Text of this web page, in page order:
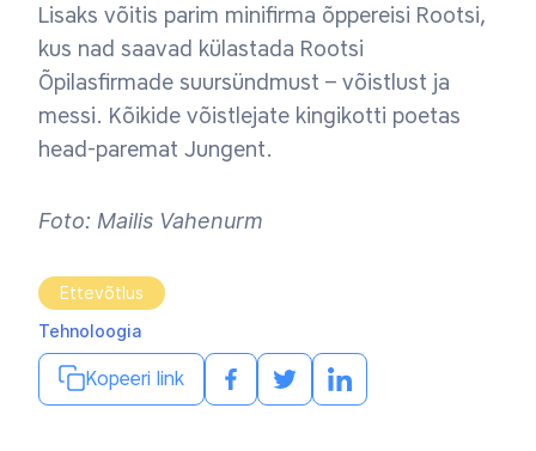
Lisaks võitis parim minifirma õppereisi Rootsi,
kus nad saavad külastada Rootsi
Õpilasfirmade suursündmust – võistlust ja
messi. Kõikide võistlejate kingikotti poetas
head-paremat Jungent.
Foto: Mailis Vahenurm
Ettevõtlus
Tehnoloogia
Kopeeri link